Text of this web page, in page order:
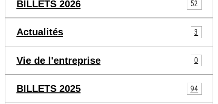
BILLETS 2026 52
Actualités 3
Vie de l'entreprise 0
BILLETS 2025 94